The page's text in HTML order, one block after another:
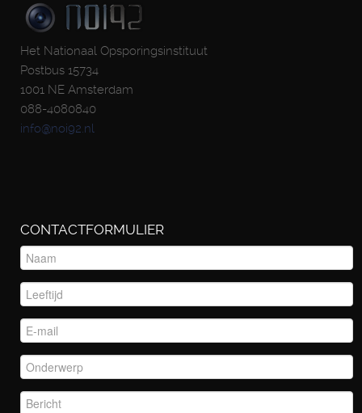
Het Nationaal Opsporingsinstituut
Postbus 15734
1001 NE Amsterdam
088-4080840
info@noi92.nl
CONTACTFORMULIER